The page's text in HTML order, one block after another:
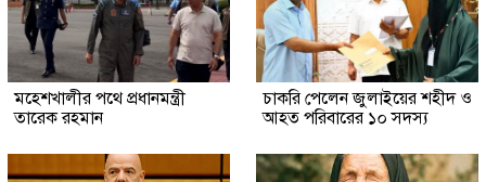
মহেশখালীর পথে প্রধানমন্ত্রী
তারেক রহমান
চাকরি পেলেন জুলাইয়ের শহীদ ও
আহত পরিবারের ১০ সদস্য